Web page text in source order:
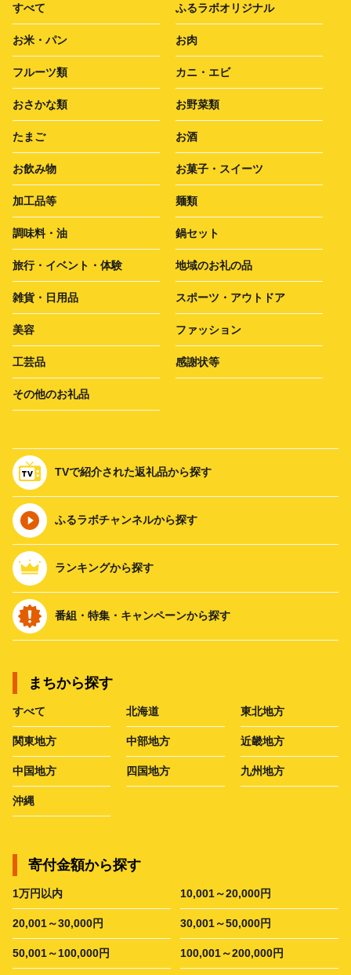
すべて ふるラボオリジナル
お米・パン お肉
フルーツ類 カニ・エビ
おさかな類 お野菜類
たまご お酒
お飲み物 お菓子・スイーツ
加工品等 麺類
調味料・油 鍋セット
旅行・イベント・体験 地域のお礼の品
雑貨・日用品 スポーツ・アウトドア
美容 ファッション
工芸品 感謝状等
その他のお礼品
TVで紹介された返礼品から探す
ふるラボチャンネルから探す
ランキングから探す
番組・特集・キャンペーンから探す
まちから探す
すべて 北海道 東北地方
関東地方 中部地方 近畿地方
中国地方 四国地方 九州地方
沖縄
寄付金額から探す
1万円以内 10,001～20,000円
20,001～30,000円 30,001～50,000円
50,001～100,000円 100,001～200,000円